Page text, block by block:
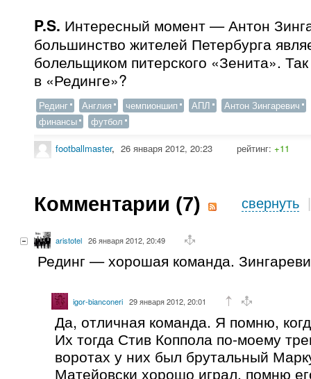
P.S. Интересный момент — Антон
большинство жителей Петербурга
болельщиком питерского «Зенита».
в «Рединге»?
Рединг Англия чемпионшип АПЛ
Антон Зингаревич
финансы
футбол
footballmaster, 26 января 2012, 20:23 рейтинг: +11
Комментарии (7) свернуть
aristotel 26 января 2012, 20:49
Рединг — хорошая команда.
igor-bianconeri 29 января 2012, 20:01
Да, отличная команда. Я помню,
Их тогда Стив Коппола по-моему
воротах у них был брутальный
Матейовски хорошо играл, помню